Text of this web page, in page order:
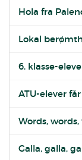
Hola fra
Lokal
6. klasse-
ATU-elever
Words, words,
Galla, galla,